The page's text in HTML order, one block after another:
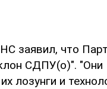
заявил, что
СДПУ(о)". "Они
лозунги и